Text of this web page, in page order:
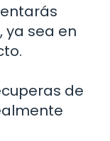
sea en
de